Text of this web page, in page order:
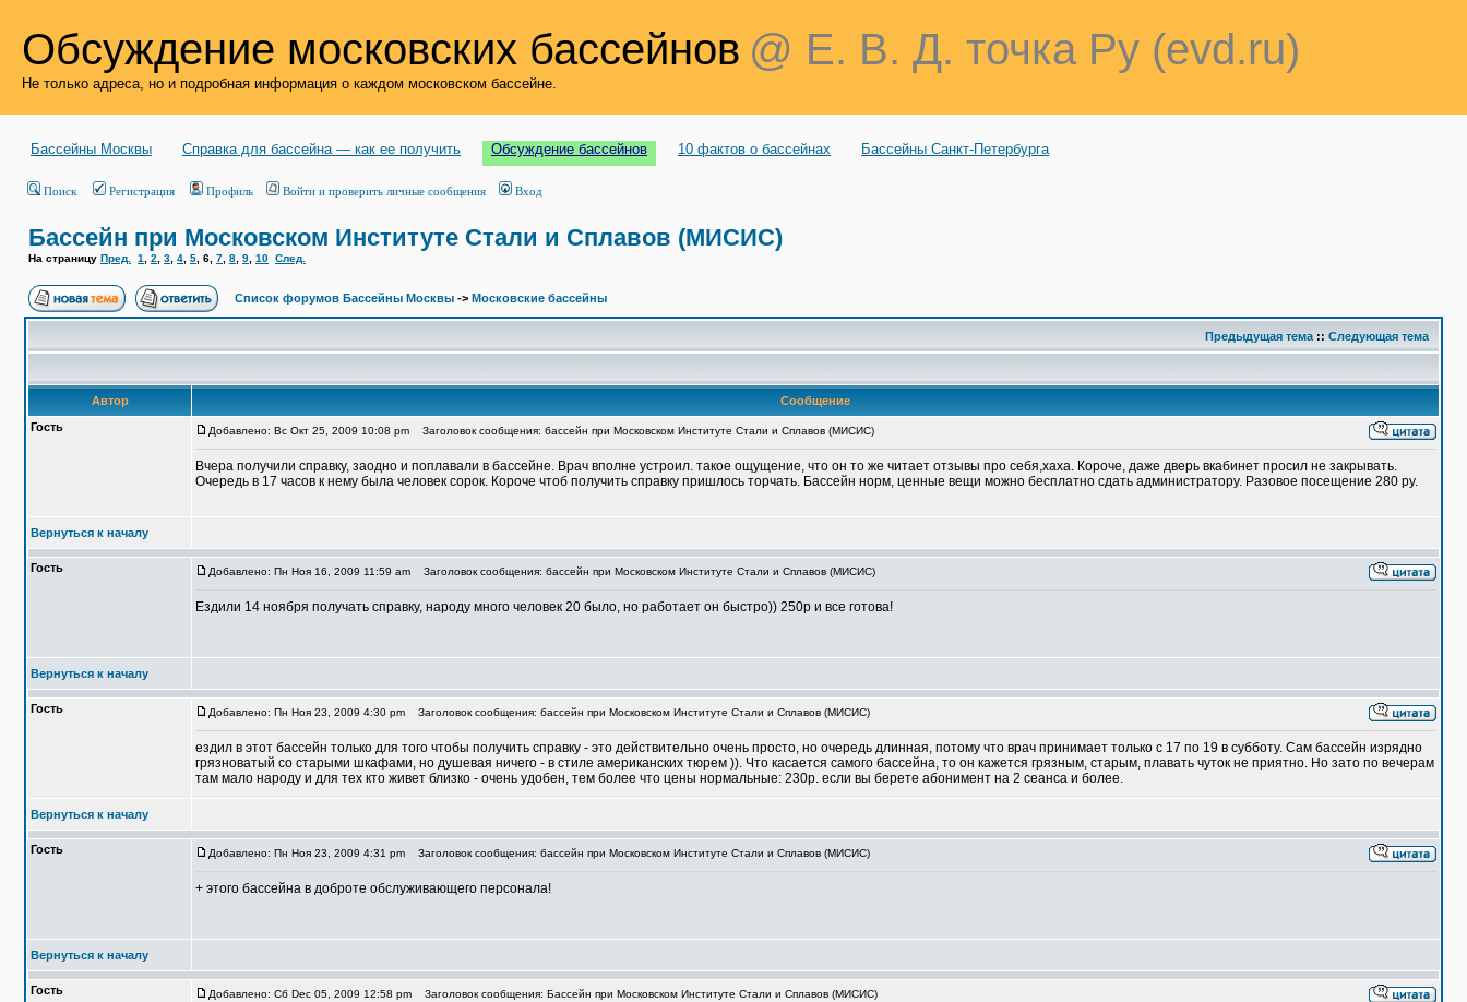
Обсуждение московских бассейнов @ Е. В. Д. точка Ру (evd.ru)
Не только адреса, но и подробная информация о каждом московском бассейне.
Бассейны Москвы Справка для бассейна — как ее получить Обсуждение бассейнов 10 фактов о бассейнах Бассейны Санкт-Петербурга
Поиск Регистрация Профиль Войти и проверить личные сообщения Вход
Бассейн при Московском Институте Стали и Сплавов (МИСИС)
На страницу Пред. 1 2 3 4 5 6 7 8 9 10 След.
Список форумов Бассейны Москвы -> Московские бассейны
Предыдущая тема :: Следующая тема
Автор
Сообщение
Гость
Добавлено: Вс Окт 25, 2009 10:08 pm Заголовок сообщения: бассейн при Московском Институте Стали и Сплавов (МИСИС)
Вчера получили справку, заодно и поплавали в бассейне. Врач вполне устроил. такое ощущение, что он то же читает отзывы про себя,хаха. Короче, даже дверь вкабинет просил не закрывать.
Очередь в 17 часов к нему была человек сорок. Короче чтоб получить справку пришлось торчать. Бассейн норм, ценные вещи можно бесплатно сдать администратору. Разовое посещение 280 ру.
Вернуться к началу
Гость Добавлено: Пн Ноя 16, 2009 11:59 am Заголовок сообщения: бассейн при Московском Институте Стали и Сплавов (МИСИС)
Ездили 14 ноября получать справку, народу много человек 20 было, но работает он быстро)) 250р и все готова!
Вернуться к началу
Гость Добавлено: Пн Ноя 23, 2009 4:30 pm Заголовок сообщения: бассейн при Московском Институте Стали и Сплавов (МИСИС)
ездил в этот бассейн только для того чтобы получить справку - это действительно очень просто, но очередь длинная, потому что врач принимает только с 17 по 19 в субботу. Сам бассейн изрядно
грязноватый со старыми шкафами, но душевая ничего - в стиле американских тюрем )). Что касается самого бассейна, то он кажется грязным, старым, плавать чуток не приятно. Но зато по вечерам
там мало народу и для тех кто живет близко - очень удобен, тем более что цены нормальные: 230р. если вы берете абонимент на 2 сеанса и более.
Вернуться к началу
Гость Добавлено: Пн Ноя 23, 2009 4:31 pm Заголовок сообщения: бассейн при Московском Институте Стали и Сплавов (МИСИС)
+ этого бассейна в доброте обслуживающего персонала!
Вернуться к началу
Гость Добавлено: Сб Dec 05, 2009 12:58 pm Заголовок сообщения: Бассейн при Московском Институте Стали и Сплавов (МИСИС)